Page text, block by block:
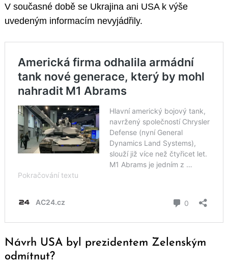
V současné době se Ukrajina ani USA k výše
uvedeným informacím nevyjádřily.
Návrh USA byl prezidentem Zelenským
odmítnut?